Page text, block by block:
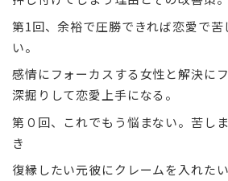
第1回、余裕で圧勝できれば恋愛で苦
い。
感情にフォーカスする女性と解決に
深掘りして恋愛上手になる。
第０回、これでもう悩まない。苦し
き
復縁したい元彼にクレームを入れた